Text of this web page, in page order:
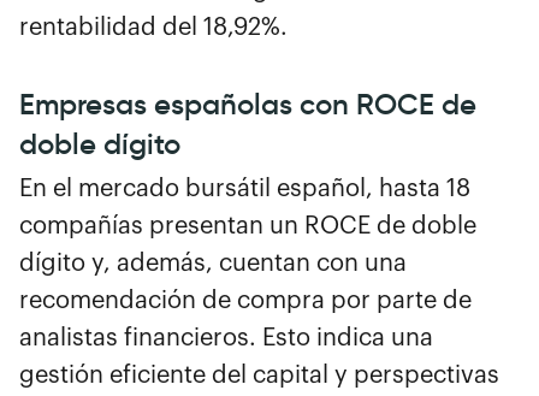
rentabilidad del 18,92%.
Empresas españolas con ROCE de
doble dígito
En el mercado bursátil español, hasta 18
compañías presentan un ROCE de doble
dígito y, además, cuentan con una
recomendación de compra por parte de
analistas financieros. Esto indica una
gestión eficiente del capital y perspectivas